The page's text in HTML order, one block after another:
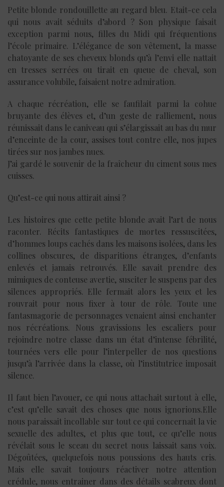
Petite blonde rondouillette au regard bleu. Etait-ce cela
qui nous avait séduits d’abord ? Son physique faisait
exception parmi nous, filles du Midi qui fréquentions
l’école primaire. L’élégance de son vêtement, la masse
chatoyante de ses cheveux blonds qu’à l’envi elle nattait
en tresses serrées ou tirait en queue de cheval, son
assurance volubile, faisaient notre admiration.
A chaque récréation, elle se faufilait parmi la cohue
bruyante des élèves et, d’un geste de ralliement, nous
réunissait dans le caniveau qui s’élargissait au bas du mur
d’enceinte de la cour, assises tout contre elle, nos jupes
tirées sur nos jambes nues.
J’ai gardé le souvenir de la fraîcheur du ciment sous mes
cuisses.
Qu’est-ce qui nous attirait ainsi ?
Les histoires que cette petite blonde avait l’art de nous
raconter. Récits fantastiques de mortes ressuscitées,
d’hommes loups cachés dans les maisons isolées, dans les
collines obscures, de disparitions étranges, d’enfants
enlevés et jamais retrouvés. Elle savait prendre des
mimiques de conteuse avertie, susciter le suspens par des
silences appropriés. Elle fermait alors les yeux et les
rouvrait pour nous fixer à tour de rôle. Toute une
fantasmagorie de personnages venaient ainsi enchanter
nos récréations. Nous gravissions les escaliers pour
rejoindre notre classe dans un état d’intense fébrilité,
tournées vers elle pour l’interpeller de nos questions
jusqu’à l’arrivée dans la classe, où l’institutrice imposait
silence.
Il faut bien l’avouer, ce qui nous attachait surtout à elle,
c’est qu’elle savait des choses que nous ignorions.Elle
nous paraissait incollable sur tout ce qui concernait la vie
sexuelle des adultes, et plus que tout, ce qu’elle nous
révélait sous le sceau du secret nous laissait sans voix.
Dégoûtées, quelquefois nous poussions des hauts cris.
Mais elle savait toujours réactiver notre attention
crédule, nous entrainer dans des détails scabreux dont